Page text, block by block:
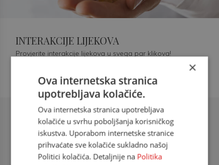
Šećerna bolest tip 2 = kardiovaskularna
doc. dr. sc. Višnja Kokić Maleš,
dr.med., specijalististica
INTERAKCIJE LIJEKOVA
Provjerite interakcije lijekova u svega par klikova!
×
Ova internetska stranica
upotrebljava kolačiće.
Ova internetska stranica upotrebljava
kolačiće u svrhu poboljšanja korisničkog
iskustva. Uporabom internetske stranice
prihvaćate sve kolačiće sukladno našoj
Politici kolačića. Detaljnije na Politika